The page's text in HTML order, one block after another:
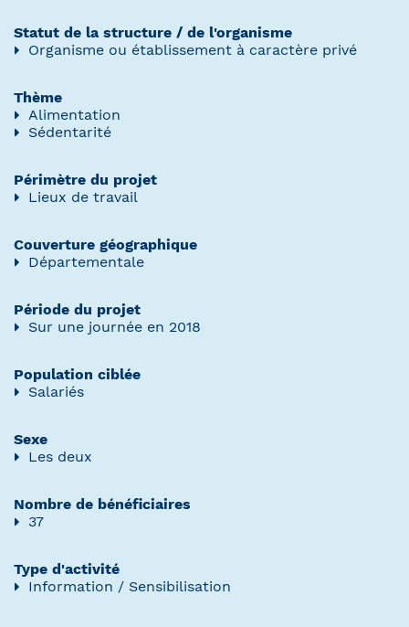
Statut de la structure / de l'organisme
Organisme ou établissement à caractère privé
Thème
Alimentation
Sédentarité
Périmètre du projet
Lieux de travail
Couverture géographique
Départementale
Période du projet
Sur une journée en 2018
Population ciblée
Salariés
Sexe
Les deux
Nombre de bénéficiaires
37
Type d'activité
Information / Sensibilisation